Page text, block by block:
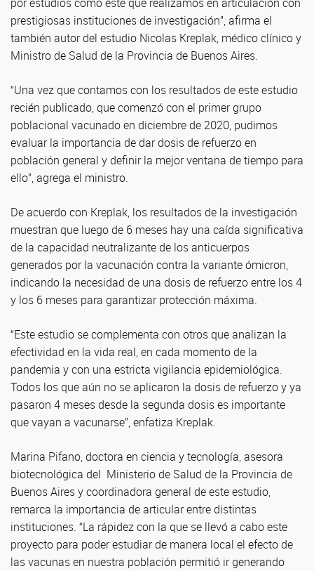
prestigiosas instituciones de investigación”, afirma el
también autor del estudio Nicolas Kreplak, médico clínico y
Ministro de Salud de la Provincia de Buenos Aires.
“Una vez que contamos con los resultados de este estudio
recién publicado, que comenzó con el primer grupo
poblacional vacunado en diciembre de 2020, pudimos
evaluar la importancia de dar dosis de refuerzo en
población general y definir la mejor ventana de tiempo para
ello”, agrega el ministro.
De acuerdo con Kreplak, los resultados de la investigación
muestran que luego de 6 meses hay una caída significativa
de la capacidad neutralizante de los anticuerpos
generados por la vacunación contra la variante ómicron,
indicando la necesidad de una dosis de refuerzo entre los 4
y los 6 meses para garantizar protección máxima.
“Este estudio se complementa con otros que analizan la
efectividad en la vida real, en cada momento de la
pandemia y con una estricta vigilancia epidemiológica.
Todos los que aún no se aplicaron la dosis de refuerzo y ya
pasaron 4 meses desde la segunda dosis es importante
que vayan a vacunarse”, enfatiza Kreplak.
Marina Pifano, doctora en ciencia y tecnología, asesora
biotecnológica del Ministerio de Salud de la Provincia de
Buenos Aires y coordinadora general de este estudio,
remarca la importancia de articular entre distintas
instituciones. “La rápidez con la que se llevó a cabo este
proyecto para poder estudiar de manera local el efecto de
las vacunas en nuestra población permitió ir generando